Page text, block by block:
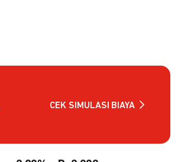
CEK SIMULASI BIAYA